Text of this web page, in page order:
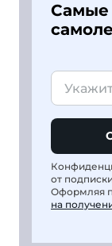
Самые
от
Оформляя
на